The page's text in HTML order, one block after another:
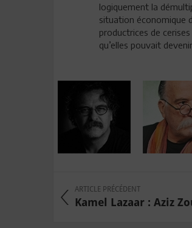
logiquement la
situation économique
productrices de
qu’elles pouvait
ARTICLE PRÉCÉDENT
Kamel Lazaar : Aziz